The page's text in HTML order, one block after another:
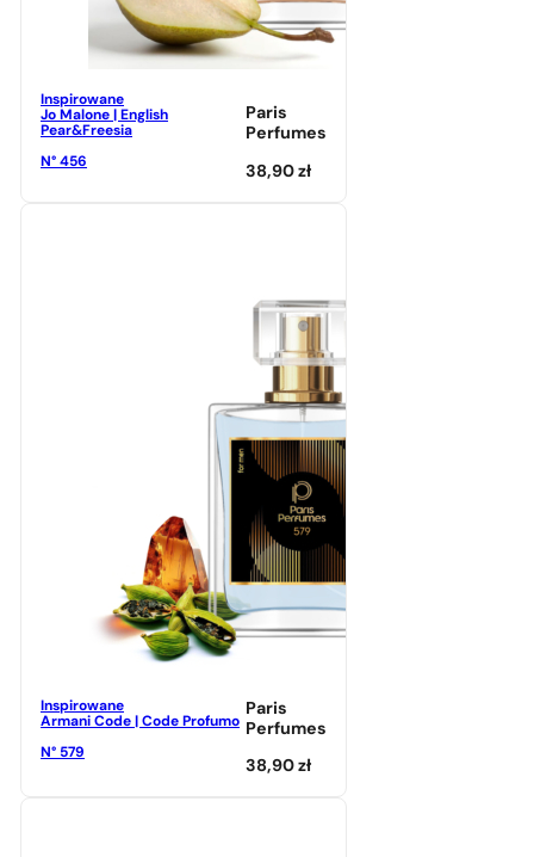
Inspirowane
Jo Malone | English
Pear&Freesia
N° 456
Paris
Perfumes
38,90zł
Inspirowane
Armani Code | Code Profumo
N° 579
Paris
Perfumes
38,90zł